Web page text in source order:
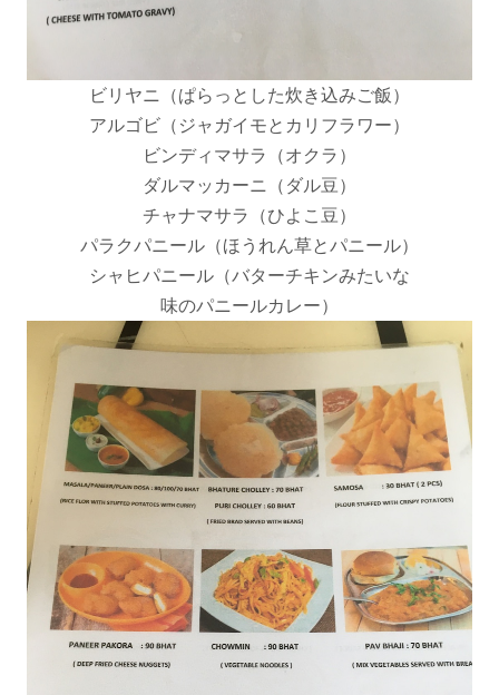
ビリヤニ（ぱらっとした炊き込みご飯）
アルゴビ（ジャガイモとカリフラワー）
ビンディマサラ（オクラ）
ダルマッカーニ（ダル豆）
チャナマサラ（ひよこ豆）
パラクパニール（ほうれん草とパニール）
シャヒパニール（バターチキンみたいな
味のパニールカレー）